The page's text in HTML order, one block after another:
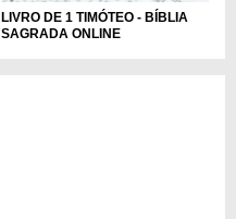
LIVRO DE 1 TIMÓTEO - BÍBLIA
SAGRADA ONLINE